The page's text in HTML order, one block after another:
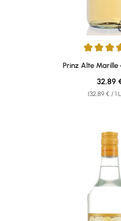
Durchschnittliche Bewertung
Prinz Alte Marille
(32,89 € / 1
32,89